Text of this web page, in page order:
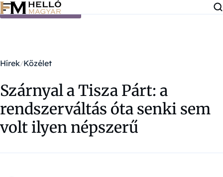
Ugrás a tartalomra
Hírek Közélet
Szárnyal a Tisza Párt: a
rendszerváltás óta senki sem
volt ilyen népszerű